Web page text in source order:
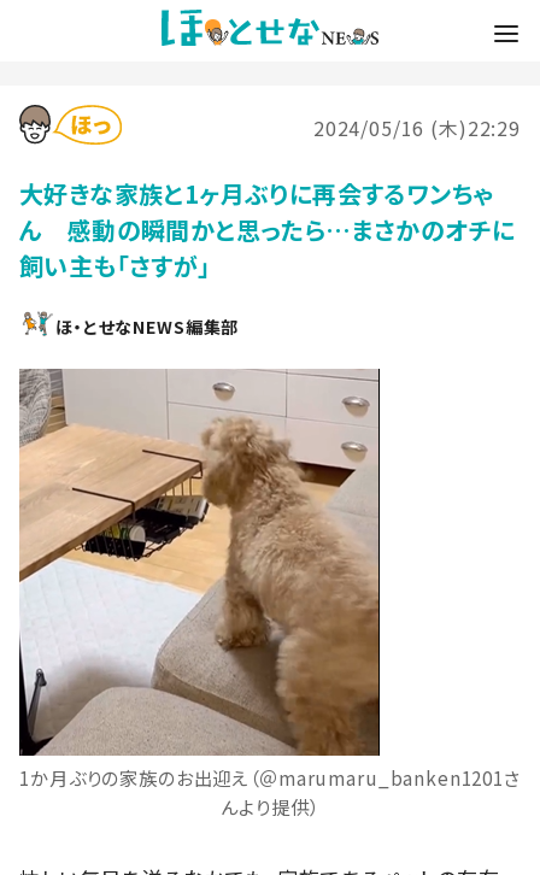
2024/05/16 (木)22:29
大好きな家族と1ヶ月ぶりに再会するワンちゃ
ん 感動の瞬間かと思ったら…まさかのオチに
飼い主も「さすが」
ほ・とせなNEWS編集部
1か月ぶりの家族のお出迎え（＠marumaru_banken1201さ
んより提供）